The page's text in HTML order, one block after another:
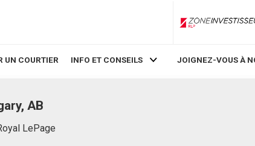
UN COURTIER INFO ET CONSEILS JOIGNEZ-VOUS À
AB
LePage